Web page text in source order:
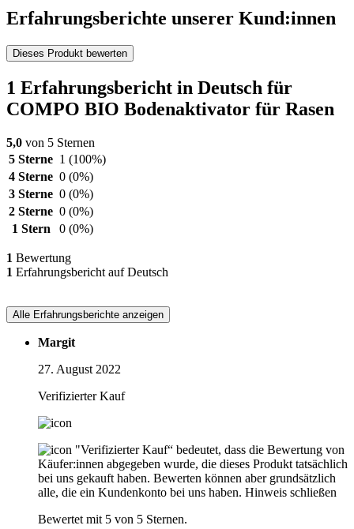
Erfahrungsberichte unserer Kund:innen
Dieses Produkt bewerten
1 Erfahrungsbericht in Deutsch für
COMPO BIO Bodenaktivator für Rasen
5,0 von 5 Sternen
5 Sterne 1 (100%)
4 Sterne 0 (0%)
3 Sterne 0 (0%)
2 Sterne 0 (0%)
1 Stern
0 (0%)
1 Bewertung
1 Erfahrungsbericht auf Deutsch
Alle Erfahrungsberichte anzeigen
Margit
27. August 2022
Verifizierter Kauf
"Verifizierter Kauf“ bedeutet, dass die Bewertung von
Käufer:innen abgegeben wurde, die dieses Produkt tatsächlich
bei uns gekauft haben. Bewerten können aber grundsätzlich
alle, die ein Kundenkonto bei uns haben. Hinweis schließen
Bewertet mit 5 von 5 Sternen.